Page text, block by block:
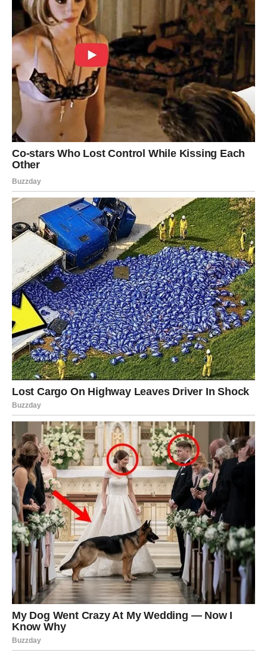
JARAC
Jarčevi konačno ulaze u mnogo stabilniji i sigurniji
period.
Poslije mnogo razmišljanja dolazi osjećaj mira i jasnije
slike o budućnosti.
Život vam pokazuje da ništa nije
bilo slučajno
Pred vama su veoma važni trenuci sreće.
VODOLIJA
Zvijezde vam donose neočekivanu poruku ili vijest koja bi
vam mogla potpuno promijeniti planove.
Jedna osoba sada zauzima mnogo važnije mjesto u
vašem životu nego ranije.
Veliko iznenađenje ulazi u vaš
život
Pred vama su veoma posebni trenuci.
RIBE
Ribe ulaze u veoma emotivan i nježan period.
Ljubav, pažnja i osjećaj sigurnosti konačno postaju dio
vaše svakodnevice.
Duša konačno osjeća ono što joj
je nedostajalo
Pred vama su trenuci puni topline i emocija.